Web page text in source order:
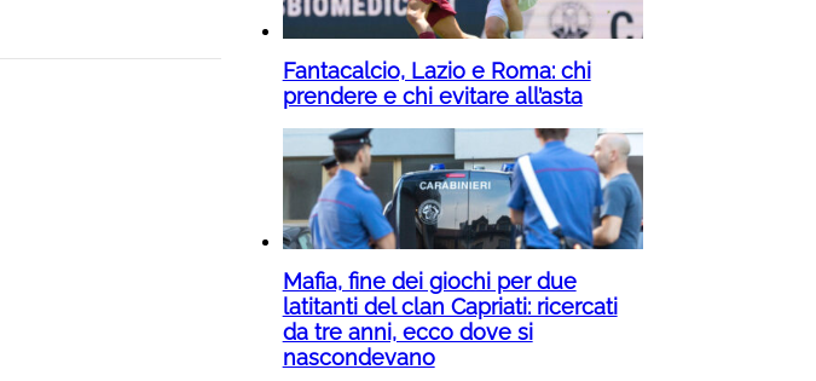
Fantacalcio, Lazio e Roma: chi
prendere e chi evitare all’asta
Mafia, fine dei giochi per due
latitanti del clan Capriati: ricercati
da tre anni, ecco dove si
nascondevano